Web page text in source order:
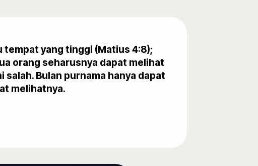
tempat yang tinggi (Matius 4:8);
orang seharusnya dapat melihat
Bulan purnama hanya dapat
melihatnya.